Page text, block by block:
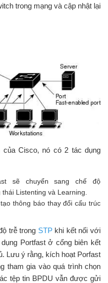
trong mạng và cập nhật lại
của Cisco, nó có 2 tác dụng
sẽ chuyển sang chế độ
Listenting và Learning.
thông báo thay đổi cấu trúc
trễ trong STPkhi kết nối với
Portfast ở cổng biên kết
Lưu ý rằng, kích hoạt Porfast
tham gia vào quá trình chọn
tệp tin BPDU vẫn được gửi